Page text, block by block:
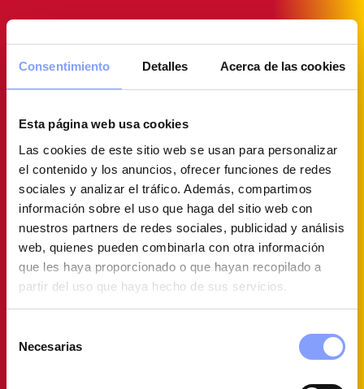
Consentimiento Detalles Acerca de las cookies
Esta página web usa cookies
Las cookies de este sitio web se usan para personalizar
el contenido y los anuncios, ofrecer funciones de redes
sociales y analizar el tráfico. Además, compartimos
información sobre el uso que haga del sitio web con
nuestros partners de redes sociales, publicidad y análisis
web, quienes pueden combinarla con otra información
que les haya proporcionado o que hayan recopilado a
partir del uso que haya hecho de sus servicios.
Necesarias